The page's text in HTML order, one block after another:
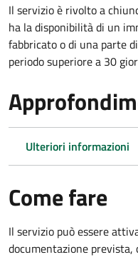
Il servizio è rivolto a
ha la disponibilità di un
fabbricato o di una parte
periodo superiore a 30
Ulteriori informazioni
Come fare
Il servizio può essere
documentazione prevista,